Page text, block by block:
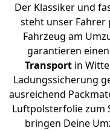
Der Klassiker und
steht unser
Fahrzeug am
garantieren
Transportin
Ladungssicherung
ausreichend
Luftpolsterfolie zum
bringen Deine